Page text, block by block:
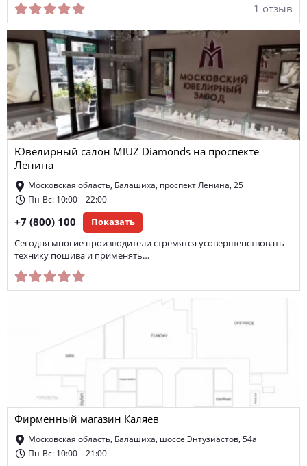
1 отзыв
Ювелирный салон MIUZ Diamonds на проспекте
Ленина
Московская область, Балашиха, проспект Ленина, 25
Пн-Вс: 10:00—22:00
+7 (800) 100 Показать
Сегодня многие производители стремятся усовершенствовать
технику пошива и применять…
Фирменный магазин Каляев
Московская область, Балашиха, шоссе Энтузиастов, 54а
Пн-Вс: 10:00—21:00